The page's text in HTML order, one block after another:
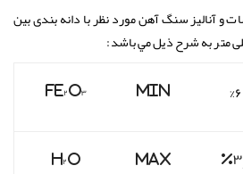
و آناليز سنگ آهن مورد نظر با دانه بندی بین
Min
Fe۲ O۳
Max
H ۲ O